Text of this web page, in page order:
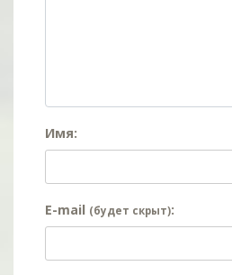
Имя:
E-mail (будет скрыт):